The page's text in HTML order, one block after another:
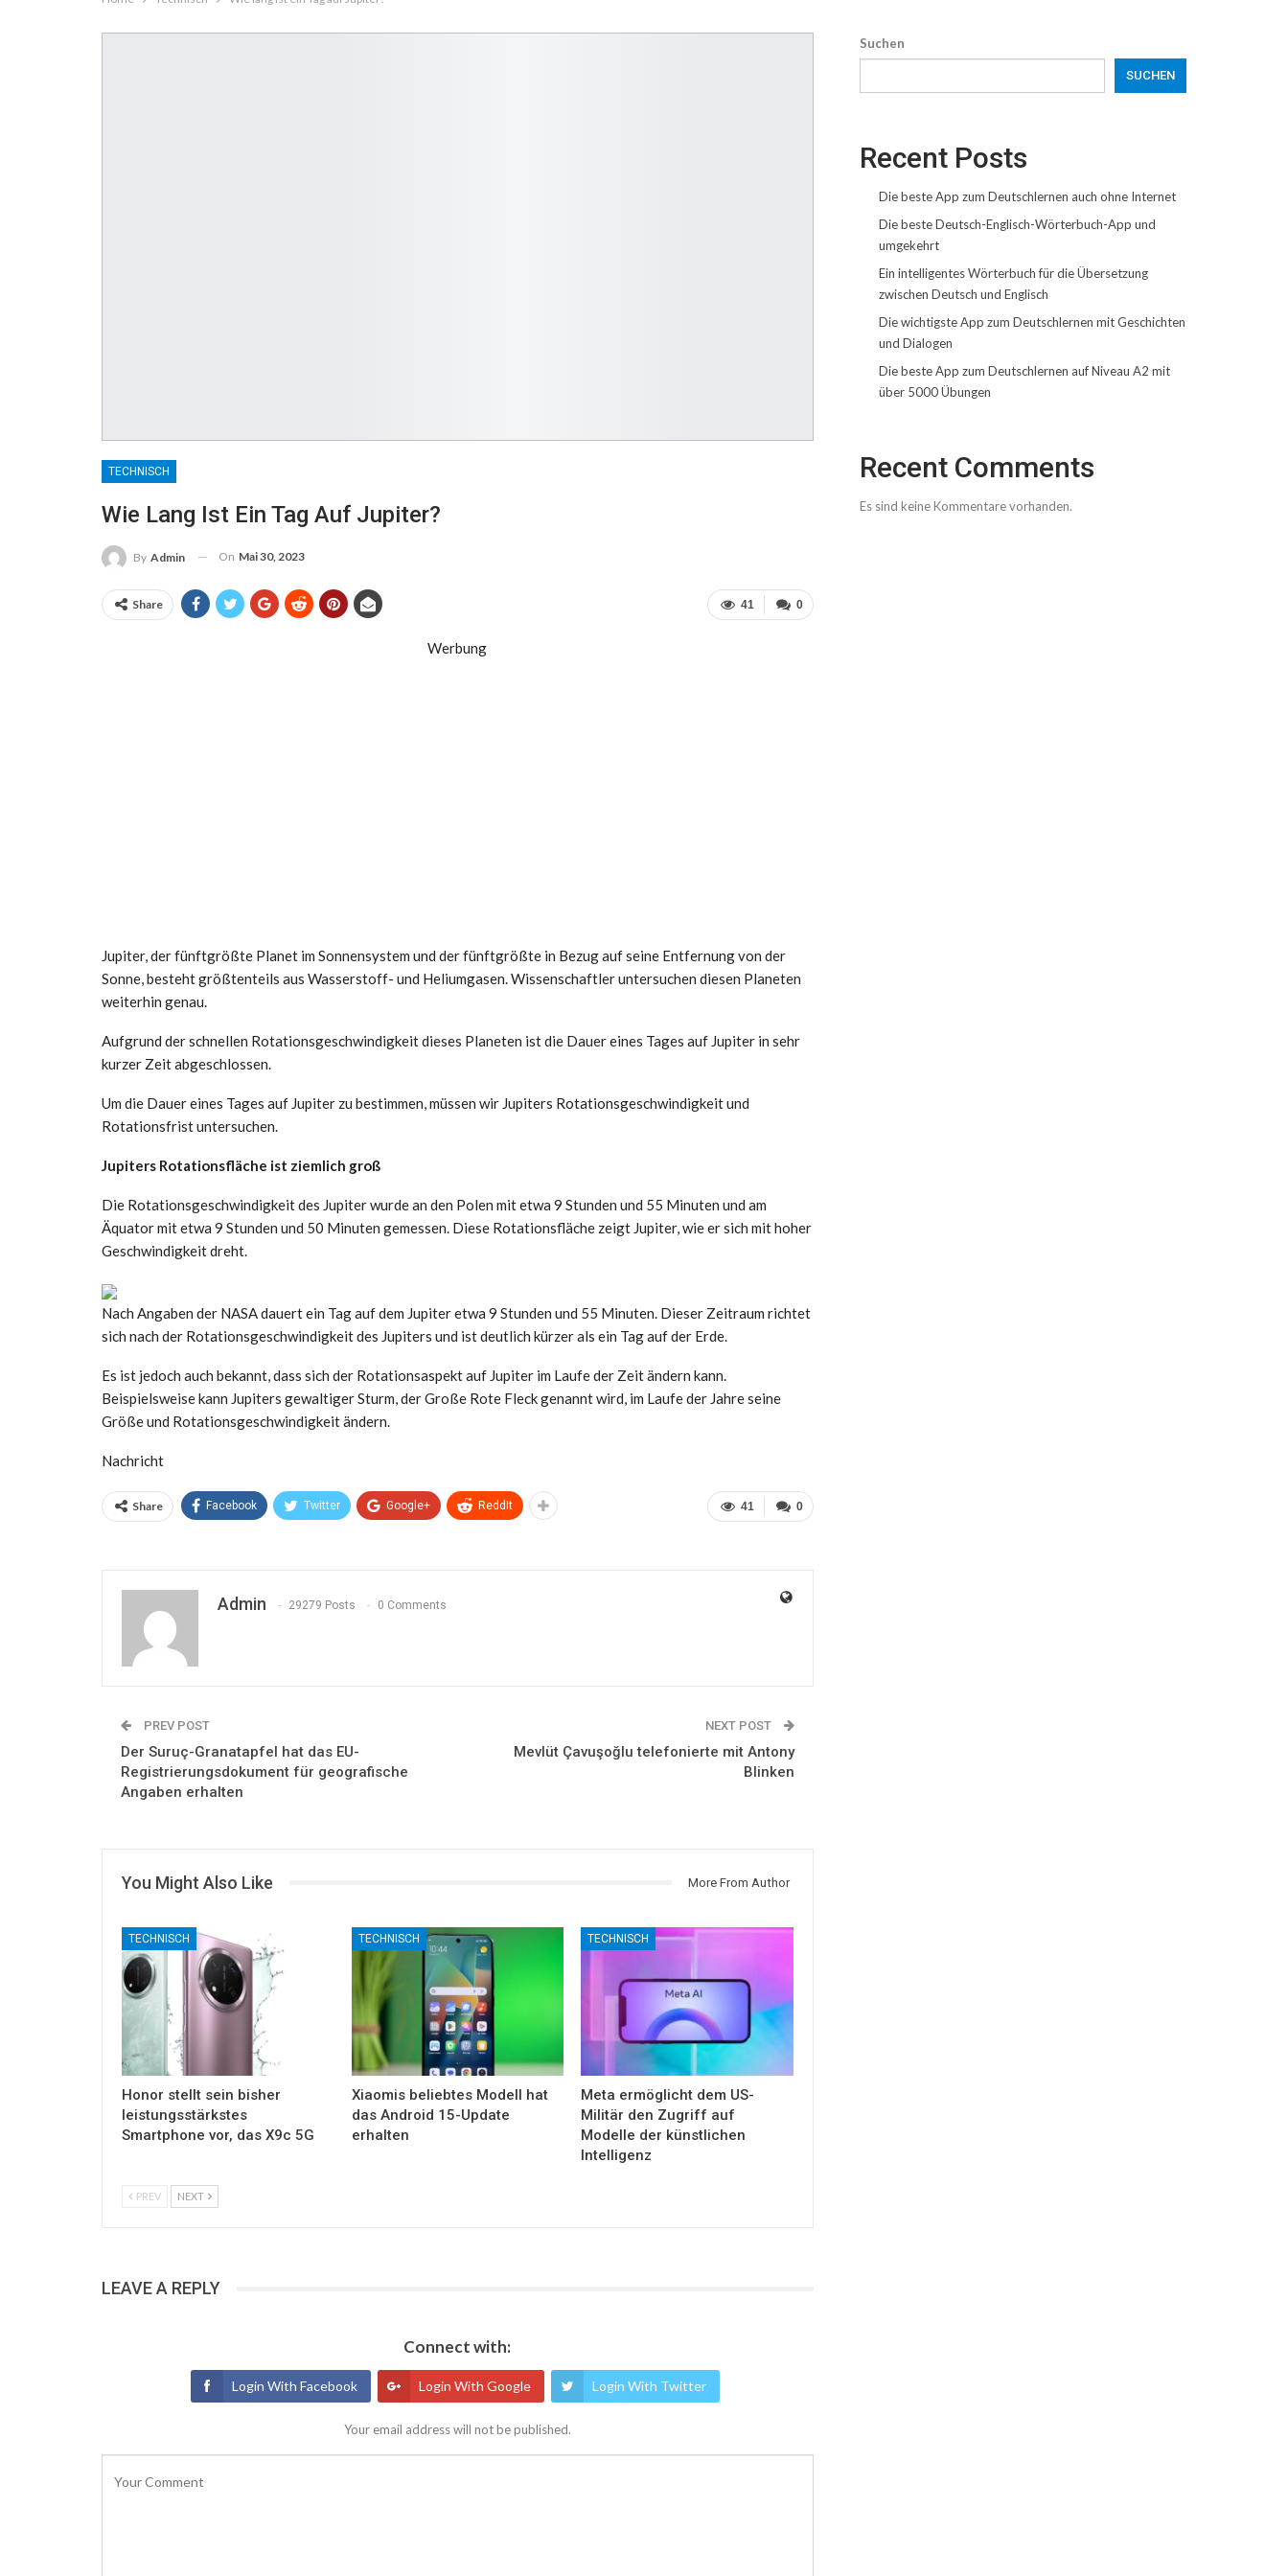
TECHNISCH
Wie Lang Ist Ein Tag Auf Jupiter?
By Admin On Mai 30, 2023
0
41
Share
Werbung
Jupiter, der fünftgrößte Planet im Sonnensystem und der fünftgrößte in Bezug auf seine Entfernung von der
Sonne, besteht größtenteils aus Wasserstoff- und Heliumgasen. Wissenschaftler untersuchen diesen Planeten
weiterhin genau.
Aufgrund der schnellen Rotationsgeschwindigkeit dieses Planeten ist die Dauer eines Tages auf Jupiter in sehr
kurzer Zeit abgeschlossen.
Um die Dauer eines Tages auf Jupiter zu bestimmen, müssen wir Jupiters Rotationsgeschwindigkeit und
Rotationsfrist untersuchen.
Jupiters Rotationsfläche ist ziemlich groß
Die Rotationsgeschwindigkeit des Jupiter wurde an den Polen mit etwa 9 Stunden und 55 Minuten und am
Äquator mit etwa 9 Stunden und 50 Minuten gemessen. Diese Rotationsfläche zeigt Jupiter, wie er sich mit hoher
Geschwindigkeit dreht.
Nach Angaben der NASA dauert ein Tag auf dem Jupiter etwa 9 Stunden und 55 Minuten. Dieser Zeitraum richtet
sich nach der Rotationsgeschwindigkeit des Jupiters und ist deutlich kürzer als ein Tag auf der Erde.
Es ist jedoch auch bekannt, dass sich der Rotationsaspekt auf Jupiter im Laufe der Zeit ändern kann.
Beispielsweise kann Jupiters gewaltiger Sturm, der Große Rote Fleck genannt wird, im Laufe der Jahre seine
Größe und Rotationsgeschwindigkeit ändern.
Nachricht
0
41
Share Facebook Twitter Google+ ReddIt
Admin 29279 Posts 0 Comments
PREV POST
Der Suruç-Granatapfel hat das EU-
Registrierungsdokument für geografische
Angaben erhalten
NEXT POST
Mevlüt Çavuşoğlu telefonierte mit Antony
Blinken
You Might Also Like More From Author
TECHNISCH
Honor stellt sein bisher
leistungsstärkstes
Smartphone vor, das X9c 5G
TECHNISCH
Xiaomis beliebtes Modell hat
das Android 15-Update
erhalten
TECHNISCH
Meta ermöglicht dem US-
Militär den Zugriff auf
Modelle der künstlichen
Intelligenz
PREV NEXT
LEAVE A REPLY
Connect with:
Login With Facebook Login With Google Login With Twitter
Your email address will not be published.
Suchen
SUCHEN
Recent Posts
Die beste App zum Deutschlernen auch ohne Internet
Die beste Deutsch-Englisch-Wörterbuch-App und
umgekehrt
Ein intelligentes Wörterbuch für die Übersetzung
zwischen Deutsch und Englisch
Die wichtigste App zum Deutschlernen mit Geschichten
und Dialogen
Die beste App zum Deutschlernen auf Niveau A2 mit
über 5000 Übungen
Recent Comments
Es sind keine Kommentare vorhanden.